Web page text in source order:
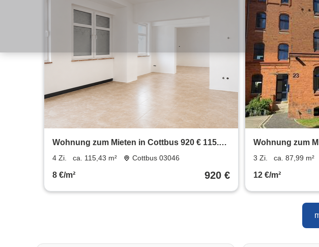
Wohnung zum Mieten in Cottbus 920 € 115.43
m²
4 Zi. ca. 115,43 m² Cottbus 03046
8 €/m² 920 €
Wohnung zum
87.99 m²
3 Zi. ca. 87,99 m²
12 €/m²